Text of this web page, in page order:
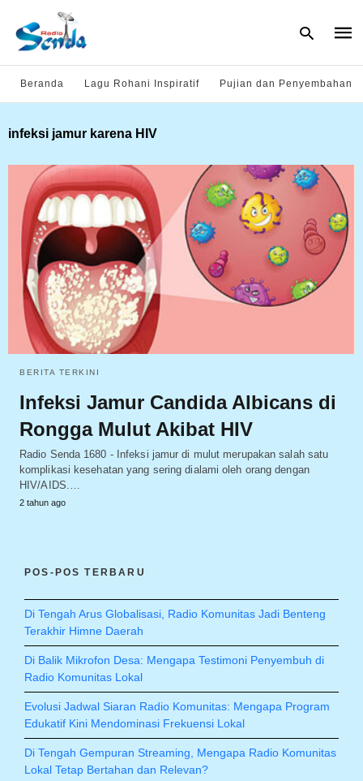
and
hit
Beranda Lagu Rohani Inspiratif Pujian dan Penyembahan
infeksi jamur karena HIV
BERITA TERKINI
Infeksi Jamur Candida Albicans di
Rongga Mulut Akibat HIV
Radio Senda 1680 - Infeksi jamur di mulut merupakan salah satu
komplikasi kesehatan yang sering dialami oleh orang dengan
HIV/AIDS.…
2 tahun ago
POS-POS TERBARU
Di Tengah Arus Globalisasi, Radio Komunitas Jadi Benteng
Terakhir Himne Daerah
Di Balik Mikrofon Desa: Mengapa Testimoni Penyembuh di
Radio Komunitas Lokal
Evolusi Jadwal Siaran Radio Komunitas: Mengapa Program
Edukatif Kini Mendominasi Frekuensi Lokal
Di Tengah Gempuran Streaming, Mengapa Radio Komunitas
Lokal Tetap Bertahan dan Relevan?